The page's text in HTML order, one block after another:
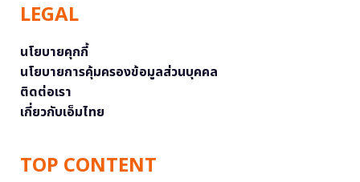
LEGAL
นโยบายคุกกี้
นโยบายการคุ้มครองข้อมูลส่วนบุคคล
ติดต่อเรา
เกี่ยวกับเอ็มไทย
TOP CONTENT